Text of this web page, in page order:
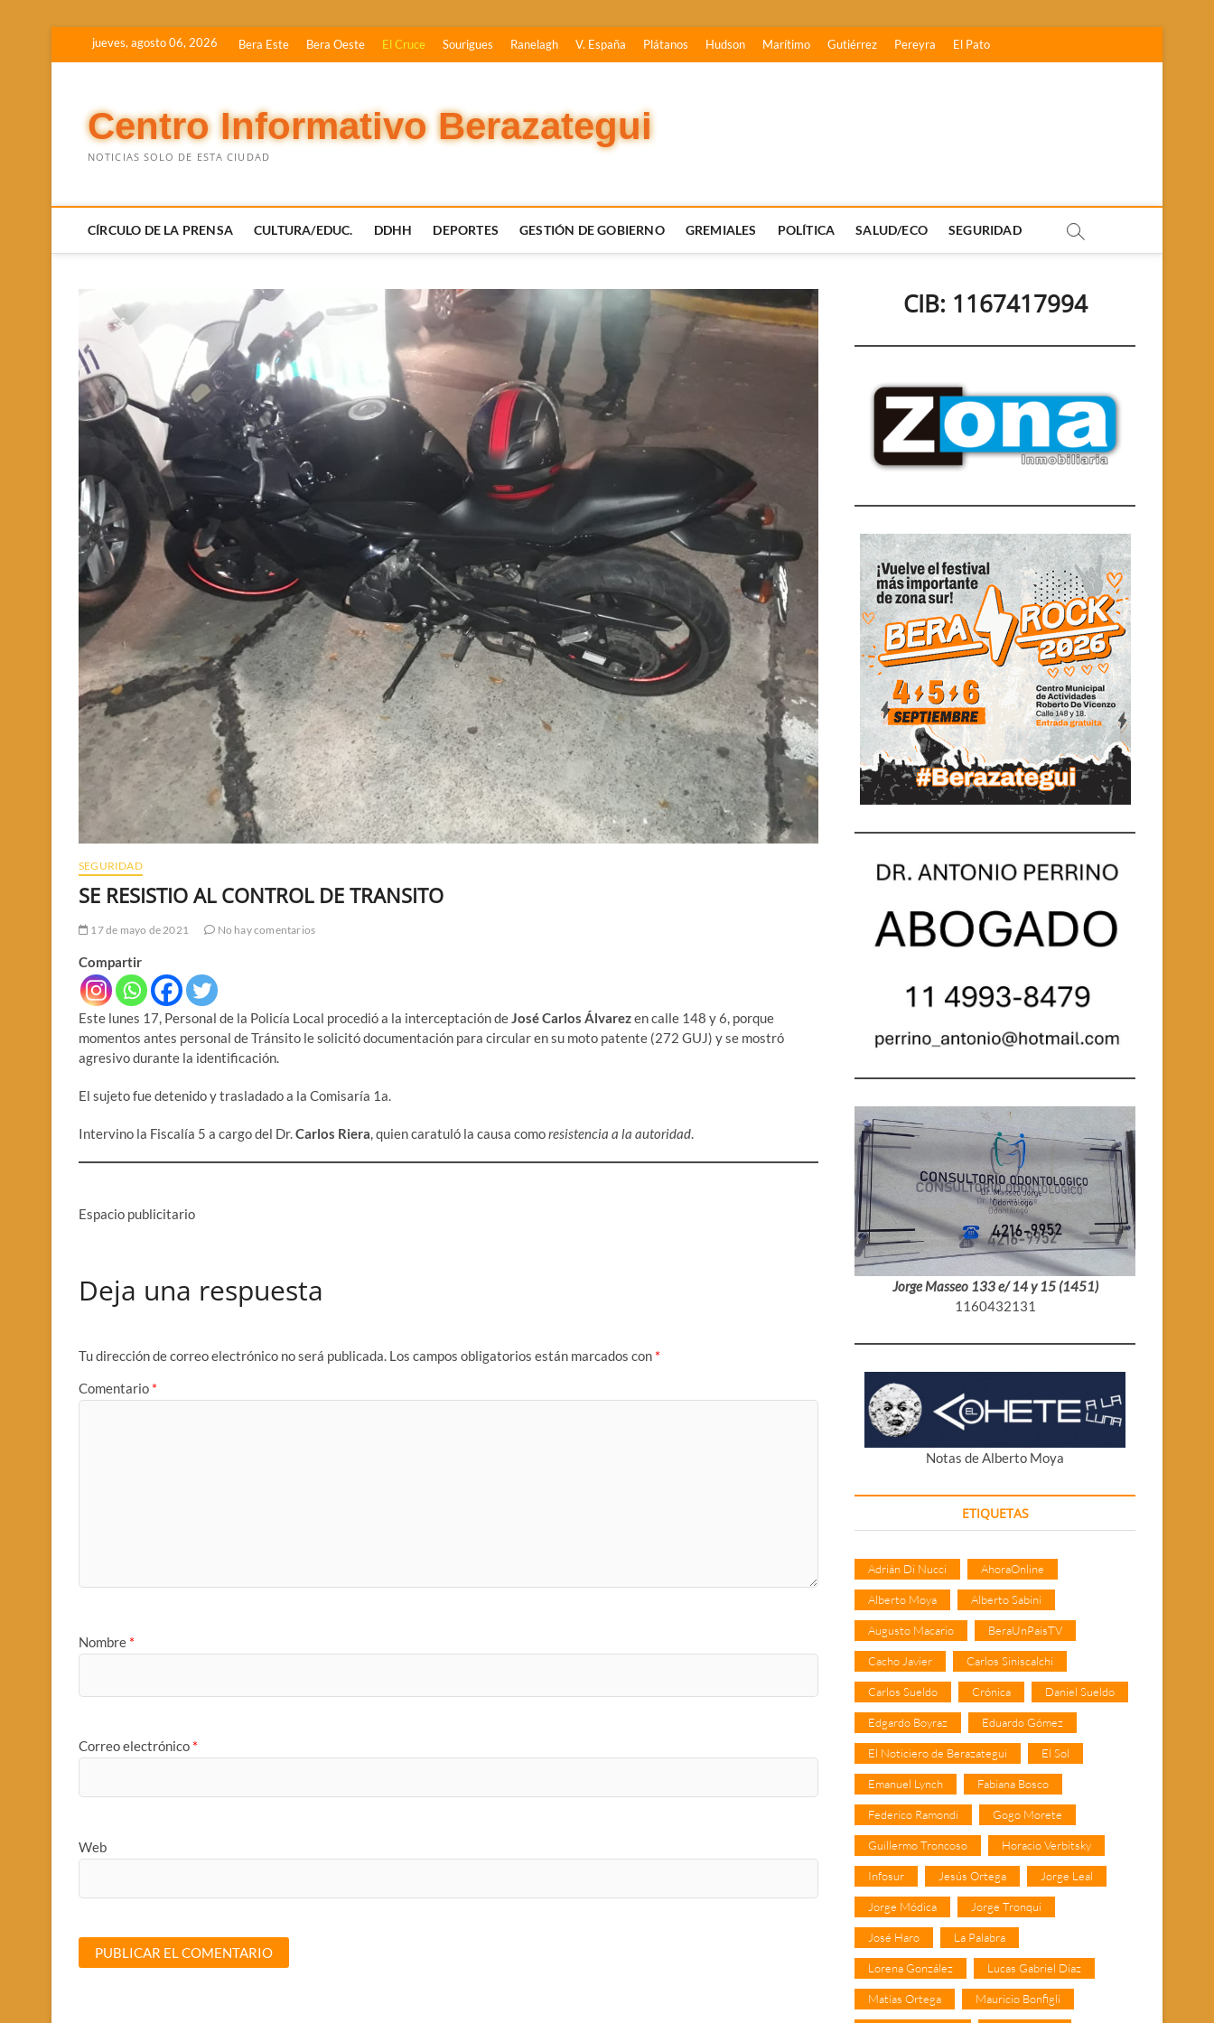
jueves, agosto 06, 2026 Bera Este Bera Oeste El Cruce Sourigues Ranelagh V. España Plátanos Hudson Marítimo Gutiérrez Pereyra El Pato
Centro Informativo Berazategui
NOTICIAS SOLO DE ESTA CIUDAD
CÍRCULO DE LA PRENSA CULTURA/EDUC. DDHH DEPORTES GESTIÓN DE GOBIERNO GREMIALES POLÍTICA SALUD/ECO SEGURIDAD
SEGURIDAD
SE RESISTIO AL CONTROL DE TRANSITO
17 de mayo de 2021 No hay comentarios
Compartir
Este lunes 17, Personal de la Policía Local procedió a la interceptación deJosé Carlos Álvarezen calle 148 y 6, porque
momentos antes personal de Tránsito le solicitó documentación para circular en su moto patente (272 GUJ) y se mostró
agresivo durante la identificación.
El sujeto fue detenido y trasladado a la Comisaría 1a.
Intervino la Fiscalía 5 a cargo del Dr.Carlos Riera, quien caratuló la causa comoresistencia a la autoridad.
Espacio publicitario
Deja una respuesta
Tu dirección de correo electrónico no será publicada. Los campos obligatorios están marcados con *
Comentario *
Nombre *
Correo electrónico *
Web
CIB: 1167417994
Jorge Masseo 133 e/ 14 y 15 (1451)
1160432131
Notas de Alberto Moya
ETIQUETAS
Adrián Di Nucci AhoraOnline
Alberto Moya Alberto Sabini
Augusto Macario BeraUnPaisTV
Cacho Javier Carlos Siniscalchi
Carlos Sueldo Crónica Daniel Sueldo
Edgardo Boyraz Eduardo Gómez
El Noticiero de Berazategui El Sol
Emanuel Lynch Fabiana Bosco
Federico Ramondi Gogo Morete
Guillermo Troncoso Horacio Verbitsky
Infosur Jesús Ortega Jorge Leal
Jorge Módica Jorge Tronqui
José Haro La Palabra
Lorena González Lucas Gabriel Díaz
Matías Ortega Mauricio Bonfigli